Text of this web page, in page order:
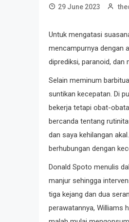
29 June 2023
Untuk mengatasi
mencampurnya dengan
diprediksi, paranoid, dan
Selain meminum
suntikan kecepatan. Di
bekerja tetapi obat-
bercanda tentang
dan saya kehilangan
berhubungan dengan
Donald Spoto menulis
manjur sehingga
tiga kejang dan dua
perawatannya, Williams